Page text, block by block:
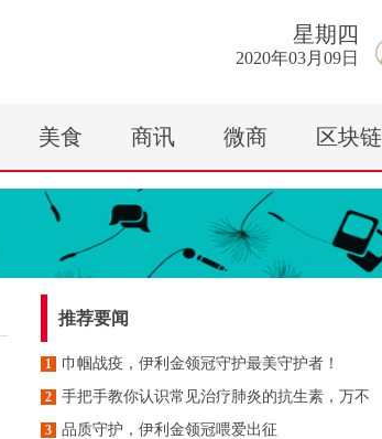
星期 四
2020年03月09日
美食 商讯 微商 区块链
推荐要闻
1 巾帼战疫，伊利金领冠守护最美守护者！
2 手把手教你认识常见治疗肺炎的抗生素，万不
3 品质守护，伊利金领冠喂爱出征